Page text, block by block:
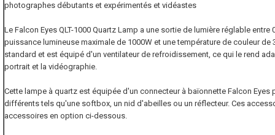
photographes débutants et expérimentés et vidéastes
Le Falcon Eyes QLT-1000 Quartz Lamp a une sortie de lumière réglable
puissance lumineuse maximale de 1000W et une température de couleur de
standard et est équipé d'un ventilateur de refroidissement, ce qui le rend
portrait et la vidéographie.
Cette lampe à quartz est équipée d'un connecteur à baïonnette Falcon
différents tels qu'une softbox, un nid d'abeilles ou un réflecteur. Ces
accessoires en option ci-dessous.